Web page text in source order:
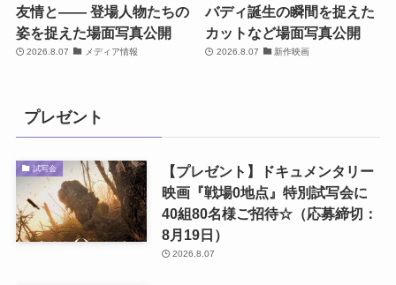
友情と―― 登場人物たちの
姿を捉えた場面写真公開
2026.8.07 メディア情報
バディ誕生の瞬間を捉えた
カットなど場面写真公開
2026.8.07 新作映画
プレゼント
試写会
【プレゼント】ドキュメンタリー
映画『戦場0地点』特別試写会に
40組80名様ご招待☆（応募締切：
8月19日）
2026.8.07